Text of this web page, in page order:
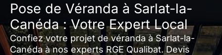
Pose de Véranda à Sarlat-la-
Canéda : Votre Expert Local
Confiez votre projet de véranda à Sarlat-la-
Canéda à nos experts RGE Qualibat. Devis